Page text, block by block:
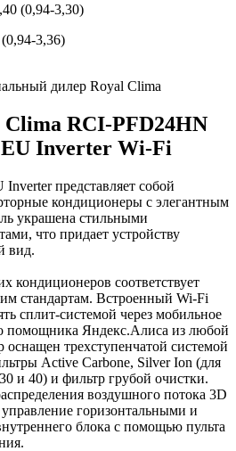
(0,94-3,30)
3,36)
дилер Royal Clima
RCI-PFD24HN
Inverter Wi-Fi
представляет собой
кондиционеры с элегантным
украшена стильными
что придает устройству
вид.
кондиционеров соответствует
стандартам. Встроенный Wi-Fi
сплит-системой через мобильное
помощника Яндекс.Алиса из любой
трехступенчатой системой
Active Carbone, Silver Ion (для
и 40) и фильтр грубой очистки.
воздушного потока 3D
горизонтальными и
блока с помощью пульта